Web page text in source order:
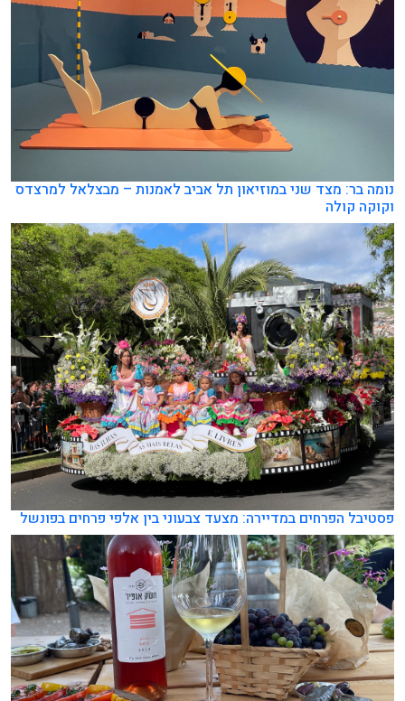
נומה בר: מצד שני במוזיאון תל אביב לאמנות – מבצלאל למרצדס
וקוקה קולה
פסטיבל הפרחים במדיירה: מצעד צבעוני בין אלפי פרחים בפונשל